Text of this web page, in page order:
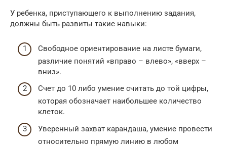
У ребенка, приступающего к выполнению задания,
должны быть развиты такие навыки:
Свободное ориентирование на листе бумаги,
различие понятий «вправо – влево», «вверх –
вниз».
Счет до 10 либо умение считать до той цифры,
которая обозначает наибольшее количество
клеток.
Уверенный захват карандаша, умение провести
относительно прямую линию в любом